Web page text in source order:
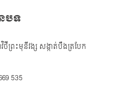
បទ
ះមុនីវង្ស សង្កាត់បឹងត្របែក
535